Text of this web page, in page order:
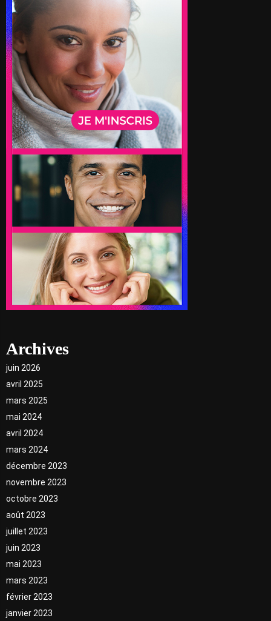
Archives
juin 2026
avril 2025
mars 2025
mai 2024
avril 2024
mars 2024
décembre 2023
novembre 2023
octobre 2023
août 2023
juillet 2023
juin 2023
mai 2023
mars 2023
février 2023
janvier 2023